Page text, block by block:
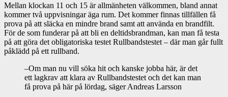
Mellan klockan 11 och 15 är allmänheten välkommen, bland annat
kommer två uppvisningar äga rum. Det kommer finnas tillfällen få
prova på att släcka en mindre brand samt att använda en brandfilt.
För de som funderar på att bli en deltidsbrandman, kan man få testa
på att göra det obligatoriska testet Rullbandstestet – där man går fullt
påklädd på ett rullband.
–Om man nu vill söka hit och kanske jobba här, är det
ett lagkrav att klara av Rullbandstestet och det kan man
få prova på här på lördag, säger Andreas Larsson